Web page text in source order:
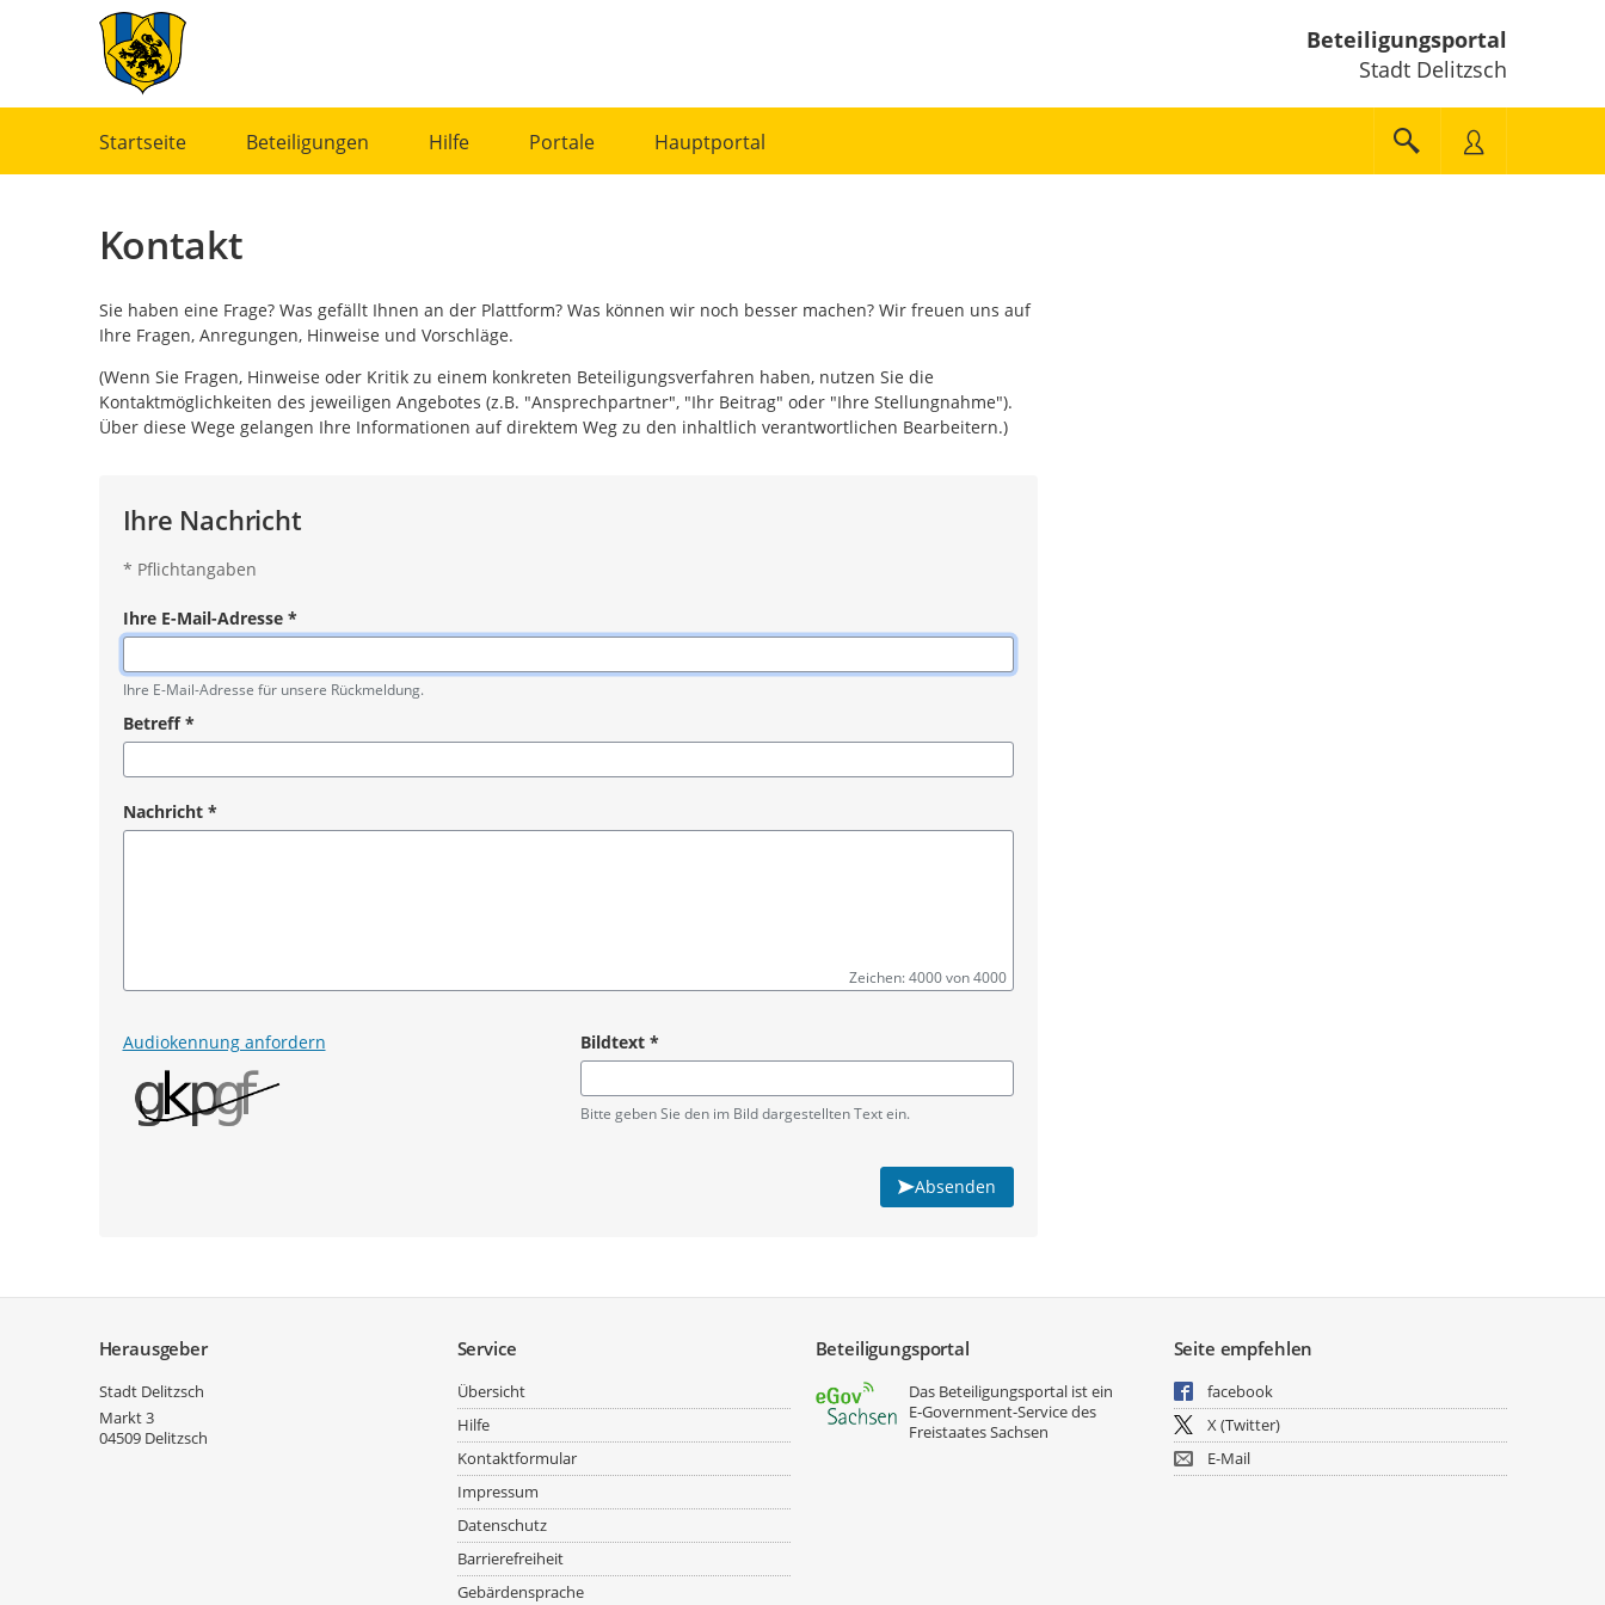
Beteiligungsportal
Stadt Delitzsch
Startseite Beteiligungen Hilfe Portale Hauptportal
Kontakt
Sie haben eine Frage? Was gefällt Ihnen an der Plattform? Was können wir noch besser machen? Wir freuen uns auf
Ihre Fragen, Anregungen, Hinweise und Vorschläge.
(Wenn Sie Fragen, Hinweise oder Kritik zu einem konkreten Beteiligungsverfahren haben, nutzen Sie die
Kontaktmöglichkeiten des jeweiligen Angebotes (z.B. "Ansprechpartner", "Ihr Beitrag" oder "Ihre Stellungnahme").
Über diese Wege gelangen Ihre Informationen auf direktem Weg zu den inhaltlich verantwortlichen Bearbeitern.)
Ihre Nachricht
* Pflichtangaben
Ihre E-Mail-Adresse*
Pflichtangabe
Ihre E-Mail-Adresse für unsere Rückmeldung.
Betreff*
Nachricht*
Zeichen: 4000 von 4000
Audiokennung anfordern Bildtext *
Pflichtangabe
Bitte geben Sie den im Bild dargestellten Text ein.
Absenden
Herausgeber
Stadt Delitzsch
Markt 3
04509 Delitzsch
Service
Übersicht
Hilfe
Kontaktformular
Impressum
Datenschutz
Barrierefreiheit
Gebärdensprache
Beteiligungsportal
Das Beteiligungsportal ist ein
E‑Government-Service des
Freistaates Sachsen
Seite empfehlen
facebook
X (Twitter)
E-Mail